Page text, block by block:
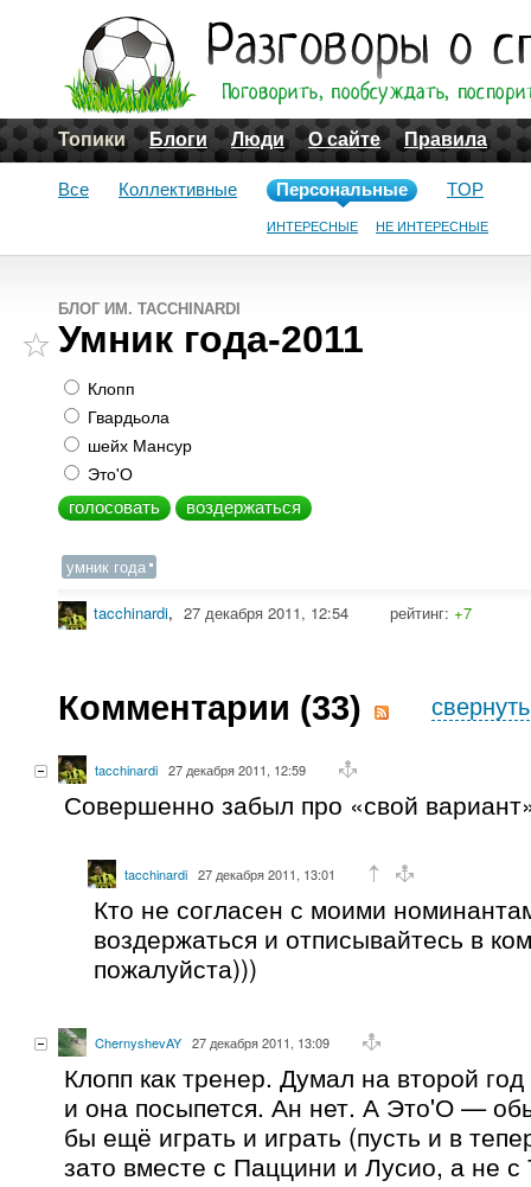
Топики Блоги Люди О сайте Правила
Все Коллективные Персональные
ИНТЕРЕСНЫЕ НЕ ИНТЕРЕСНЫЕ
TOP
БЛОГ ИМ. TACCHINARDI
Умник года-2011
Клопп
Гвардьола
шейх Мансур
Это'О
умник года
tacchinardi, 27 декабря 2011, 12:54 рейтинг: +7
Комментарии (33) свернуть
tacchinardi 27 декабря 2011, 12:59
Совершенно забыл про «свой
tacchinardi 27 декабря 2011, 13:01
Кто не согласен с моими
воздержаться и отписывайтесь в
пожалуйста)))
ChernyshevAY 27 декабря 2011, 13:09
Клопп как тренер. Думал на второй
и она посыпется. Ан нет. А Это'О —
бы ещё играть и играть (пусть и в
зато вместе с Паццини и Лусио, а не с